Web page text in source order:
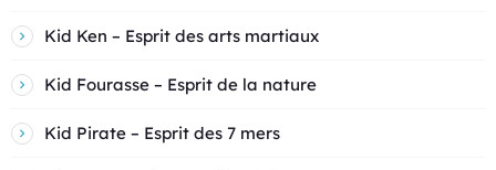
Kid Ken – Esprit des arts martiaux
Kid Fourasse – Esprit de la nature
Kid Pirate – Esprit des 7 mers